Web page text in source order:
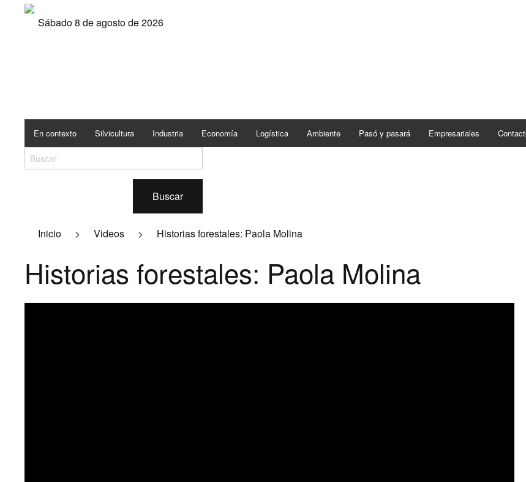
Sábado 8 de agosto de 2026
En contexto Silvicultura Industria Economía Logística Ambiente Pasó y pasará Empresariales
Buscar
Inicio > Videos > Historias forestales: Paola Molina
Historias forestales: Paola Molina